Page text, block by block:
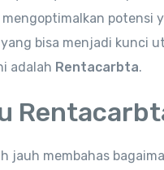
potensi
bisa menjadi kunci
adalah Rentacarbta.
jauh membahas